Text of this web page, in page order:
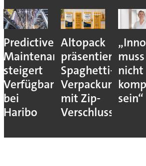
Predictive
Maintenance
steigert
Verfügbarkeit
bei
Haribo
Altopack
präsentiert
Spaghetti-
Verpackung
mit Zip-
Verschluss
muss
nicht
sein“